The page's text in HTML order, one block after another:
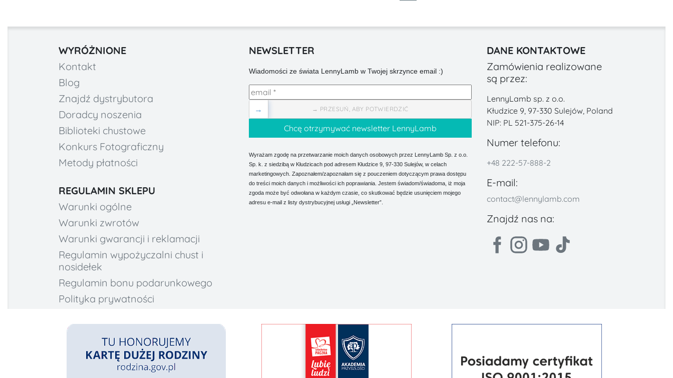
WYRÓŻNIONE
Kontakt
Blog
Znajdź dystrybutora
Doradcy noszenia
Biblioteki chustowe
Konkurs Fotograficzny
Metody płatności
REGULAMIN SKLEPU
Warunki ogólne
Warunki zwrotów
Warunki gwarancji i reklamacji
Regulamin wypożyczalni chust i
nosidełek
Regulamin bonu podarunkowego
Polityka prywatności
NEWSLETTER
Wiadomości ze świata LennyLamb w Twojej skrzynce email :)
→ PRZESUŃ, ABY POTWIERDZIĆ
→
Wyrażam zgodę na przetwarzanie moich danych osobowych przez LennyLamb Sp. z o.o.
Sp. k. z siedzibą w Kłudzicach pod adresem Kłudzice 9, 97-330 Sulejów, w celach
marketingowych. Zapoznałem/zapoznałam się z pouczeniem dotyczącym prawa dostępu
do treści moich danych i możliwości ich poprawiania. Jestem świadom/świadoma, iż moja
zgoda może być odwołana w każdym czasie, co skutkować będzie usunięciem mojego
adresu e-mail z listy dystrybucyjnej usługi „Newsletter”.
DANE KONTAKTOWE
Zamówienia realizowane
są przez:
LennyLamb sp. z o.o.
Kłudzice 9, 97-330 Sulejów, Poland
NIP: PL 521-375-26-14
Numer telefonu:
+48 222-57-888-2
E-mail:
contact@lennylamb.com
Znajdź nas na: